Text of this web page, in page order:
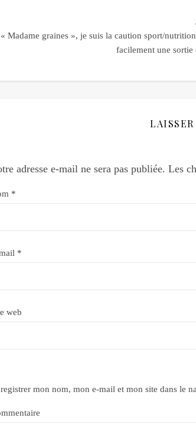
« Madame graines », je suis la caution sport/
facilement une
adresse e-mail ne sera pas publiée. Les
*
*
web
mon nom, mon e-mail et mon site dans le